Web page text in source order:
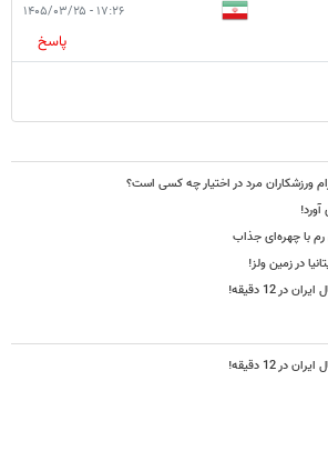
۱۷:۲۶ - ۱۴۰۵/۰۳/۲۵
پاسخ
ورزشکاران مرد در اختیار چه کسی است؟
با چهره‌ای جذاب
در زمین ولز!
12 دقیقه!
12 دقیقه!